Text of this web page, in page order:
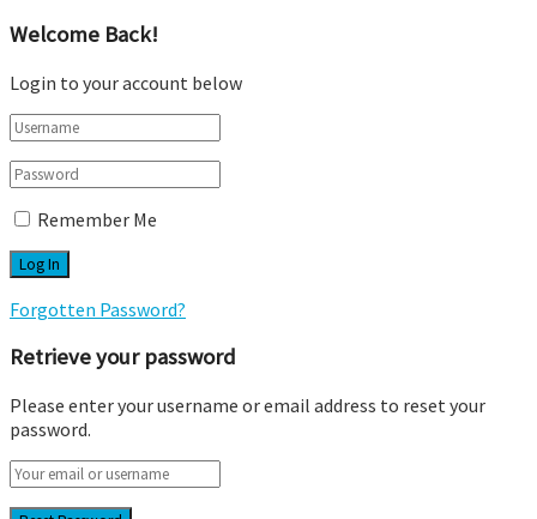
Welcome Back!
Login to your account below
Remember Me
Forgotten Password?
Retrieve your password
Please enter your username or email address to reset your
password.